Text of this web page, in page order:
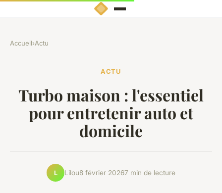
Accueil›Actu
ACTU
Turbo maison : l'essentiel
pour entretenir auto et
domicile
L Lilou8 février 20267 min de lecture